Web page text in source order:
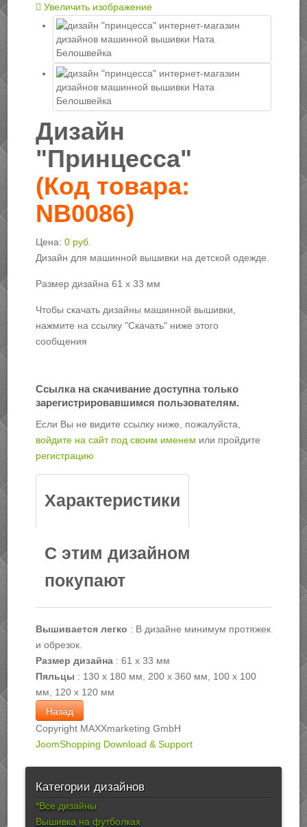
Увеличить изображение
Дизайн
"Принцесса"
(Код товара:
NB0086)
Цена: 0 руб.
Дизайн для машинной вышивки на детской одежде.
Размер дизайна 61 х 33 мм
Чтобы скачать дизайны машинной вышивки,
нажмите на ссылку "Скачать" ниже этого
сообщения
Ссылка на скачивание доступна только
зарегистрировавшимся пользователям.
Если Вы не видите ссылку ниже, пожалуйста,
войдите на сайт под своим именем или пройдите
регистрацию
Характеристики
С этим дизайном
покупают
Вышивается легко : В дизайне минимум протяжек
и обрезок.
Размер дизайна: 61 х 33 мм
Пяльцы : 130 х 180 мм, 200 х 360 мм, 100 х 100
мм, 120 х 120 мм
Copyright MAXXmarketing GmbH
JoomShopping Download & Support
Категории дизайнов
*Все дизайны
Вышивка на футболках